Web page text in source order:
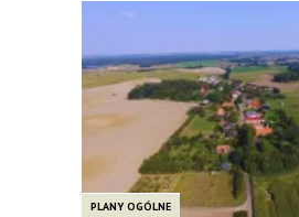
PLANY OGÓLNE